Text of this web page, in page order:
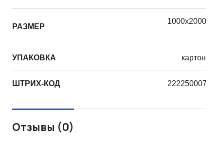
РАЗМЕР
УПАКОВКА картон
ШТРИХ-КОД
Отзывы (0)